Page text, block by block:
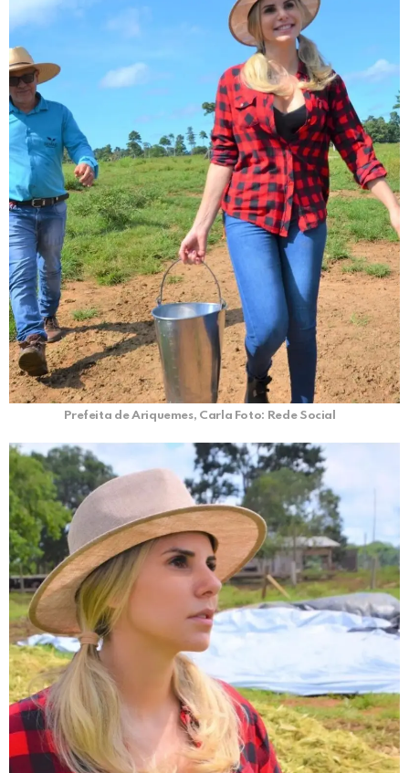
Prefeita de Ariquemes, Carla Foto: Rede Social